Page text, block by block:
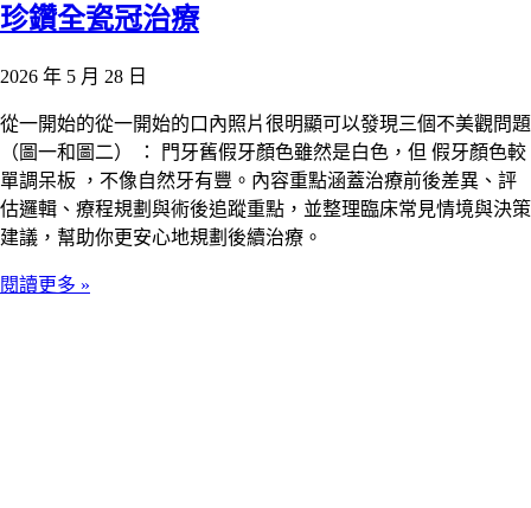
珍鑽全瓷冠治療
2026 年 5 月 28 日
從一開始的從一開始的口內照片很明顯可以發現三個不美觀問題
（圖一和圖二） ： 門牙舊假牙顏色雖然是白色，但 假牙顏色較
單調呆板 ，不像自然牙有豐。內容重點涵蓋治療前後差異、評
估邏輯、療程規劃與術後追蹤重點，並整理臨床常見情境與決策
建議，幫助你更安心地規劃後續治療。
閱讀更多 »